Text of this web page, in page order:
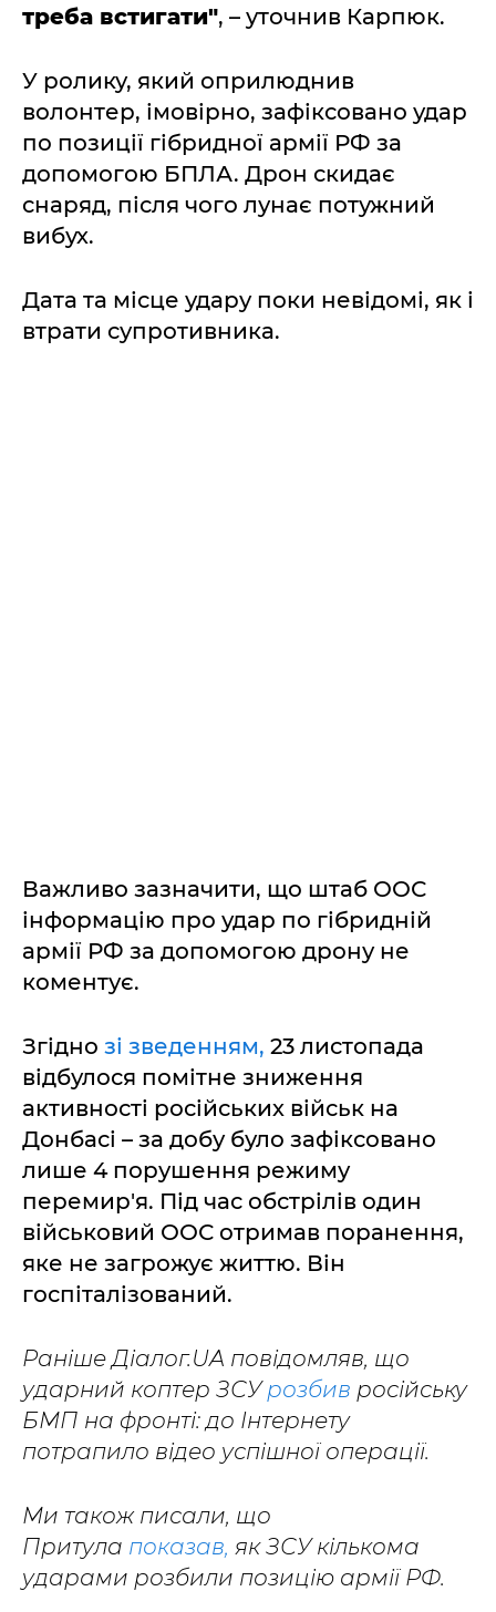
треба встигати", – уточнив Карпюк.
У ролику, який оприлюднив
волонтер, імовірно, зафіксовано удар
по позиції гібридної армії РФ за
допомогою БПЛА. Дрон скидає
снаряд, після чого лунає потужний
вибух.
Дата та місце удару поки невідомі, як і
втрати супротивника.
Важливо зазначити, що штаб ООС
інформацію про удар по гібридній
армії РФ за допомогою дрону не
коментує.
Згідно зі зведенням, 23 листопада
відбулося помітне зниження
активності російських військ на
Донбасі – за добу було зафіксовано
лише 4 порушення режиму
перемир'я. Під час обстрілів один
військовий ООС отримав поранення,
яке не загрожує життю. Він
госпіталізований.
Раніше Діалог.UA повідомляв, що
ударний коптер ЗСУрозбив російську
БМП на фронті: до Інтернету
потрапило відео успішної операції.
Ми також писали, що
Притула показав, як ЗСУ кількома
ударами розбили позицію армії РФ.